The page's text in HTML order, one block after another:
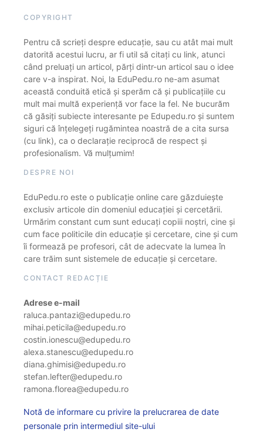
COPYRIGHT
Pentru că scrieți despre educație, sau cu atât mai mult
datorită acestui lucru, ar fi util să citați cu link, atunci
când preluați un articol, părți dintr-un articol sau o idee
care v-a inspirat. Noi, la EduPedu.ro ne-am asumat
această conduită etică și sperăm că și publicațiile cu
mult mai multă experiență vor face la fel. Ne bucurăm
că găsiți subiecte interesante pe Edupedu.ro și suntem
siguri că înțelegeți rugămintea noastră de a cita sursa
(cu link), ca o declarație reciprocă de respect și
profesionalism. Vă mulțumim!
DESPRE NOI
EduPedu.ro este o publicație online care găzduiește
exclusiv articole din domeniul educației și cercetării.
Urmărim constant cum sunt educați copiii noștri, cine și
cum face politicile din educație și cercetare, cine și cum
îi formează pe profesori, cât de adecvate la lumea în
care trăim sunt sistemele de educație și cercetare.
CONTACT REDACȚIE
Adrese e-mail
raluca.pantazi@edupedu.ro
mihai.peticila@edupedu.ro
costin.ionescu@edupedu.ro
alexa.stanescu@edupedu.ro
diana.ghimisi@edupedu.ro
stefan.lefter@edupedu.ro
ramona.florea@edupedu.ro
Notă de informare cu privire la prelucrarea de date
personale prin intermediul site-ului